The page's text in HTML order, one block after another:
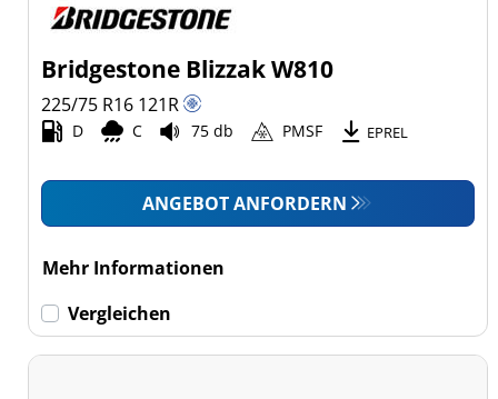
Bridgestone Blizzak W810
225/75 R16 121R
D C 75 db PMSF EPREL
ANGEBOT ANFORDERN
Mehr Informationen
Vergleichen